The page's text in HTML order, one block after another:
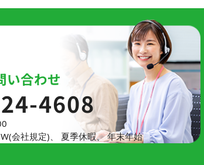
談・お見積りは無料です
い合わせ
4608
会社規定)、 夏季休暇、 年末年始